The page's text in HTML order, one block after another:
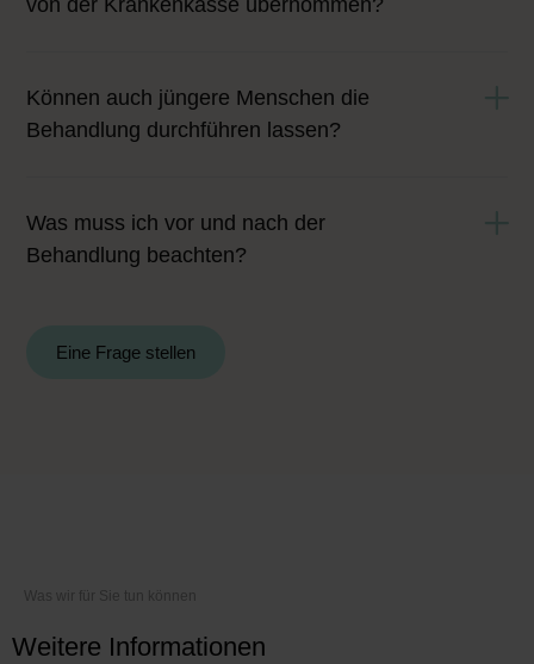
von der Krankenkasse übernommen?
Können auch jüngere Menschen die
Behandlung durchführen lassen?
Was muss ich vor und nach der
Behandlung beachten?
Eine Frage stellen
Was wir für Sie tun können
Weitere Informationen